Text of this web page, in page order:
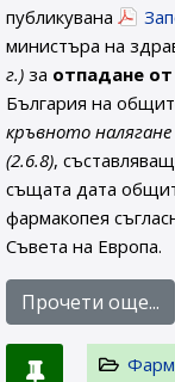
публикувана
министъра на
г.) за отпадане от
България на
кръвното
(2.6.8),
същата дата
фармакопея
Съвета на Европа.
Прочети още...